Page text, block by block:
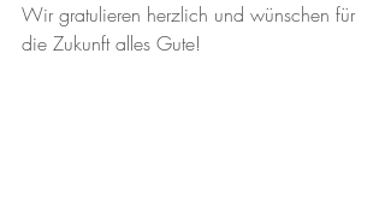
Wir gratulieren herzlich und wünschen für
die Zukunft alles Gute!